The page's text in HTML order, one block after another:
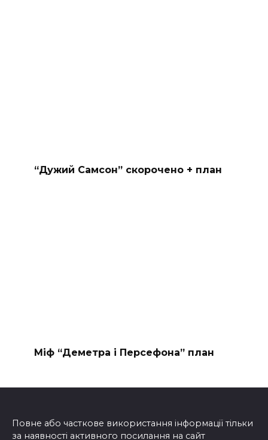
“Дужий Самсон” скорочено + план
Міф “Деметра і Персефона” план
Повне або часткове використання інформації тільки
за наявності активного посилання на сайт